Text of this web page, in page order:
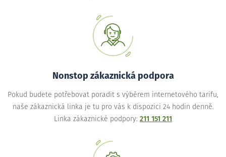
Nonstop zákaznická podpora
Pokud budete potřebovat poradit s výběrem internetového tarifu,
naše zákaznická linka je tu pro vás k dispozici 24 hodin denně.
Linka zákaznické podpory: 211 151 211